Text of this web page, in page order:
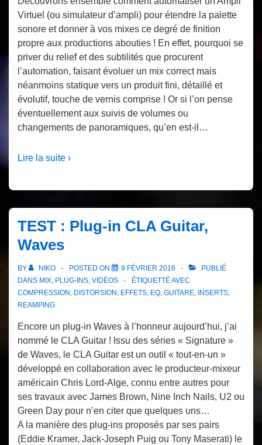
Virtuel (ou simulateur d’ampli) pour étendre la palette
sonore et donner à vos mixes ce degré de finition
propre aux productions abouties ! En effet, pourquoi se
priver du relief et des subtilités que procurent
l’automation, faisant évoluer un mix correct mais
néanmoins statique vers un produit fini, détaillé et
évolutif, touche de vernis comprise ! Or si l’on pense
éventuellement aux suivis de volumes ou
changements de panoramiques, qu’en est-il…
Lire la suite ›
TEST : Plug-in CLA Guitar,
Waves
BY NIKO POSTED ON 9 FÉVRIER 2016
PUBLIÉ
DANS MIX, PLUG-INS, VIDÉOS
ÉTIQUETTÉ AVEC
COMPRESSION , DISTORSION , EFFETS, EQ, GUITARE, INSERTS,
REAMPING
Encore un plug-in Waves à l’honneur aujourd’hui, j’ai
nommé le CLA Guitar ! Issu des séries « Signature »
de Waves, le CLA Guitar est un outil « tout-en-un »
développé en collaboration avec le producteur-mixeur
américain Chris Lord-Alge, connu entre autres pour
ses travaux avec James Brown, Nine Inch Nails, U2 ou
Green Day pour n’en citer que quelques uns…
A la manière des plug-ins proposés par ses pairs
(Eddie Kramer, Jack-Joseph Puig ou Tony Maserati) le